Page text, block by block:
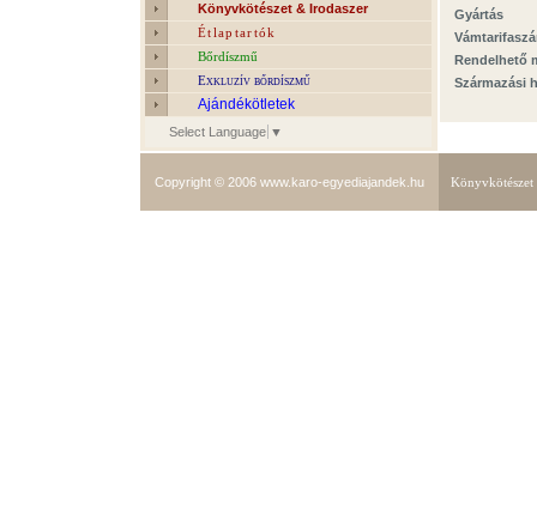
Könyvkötészet & Irodaszer
Étlaptartók
Bőrdíszmű
Exkluzív bőrdíszmű
Ajándékötletek
Select Language ▼
Gyártás
Rendelhető
Származási
Copyright © 2006 www.karo-egyediajandek.hu